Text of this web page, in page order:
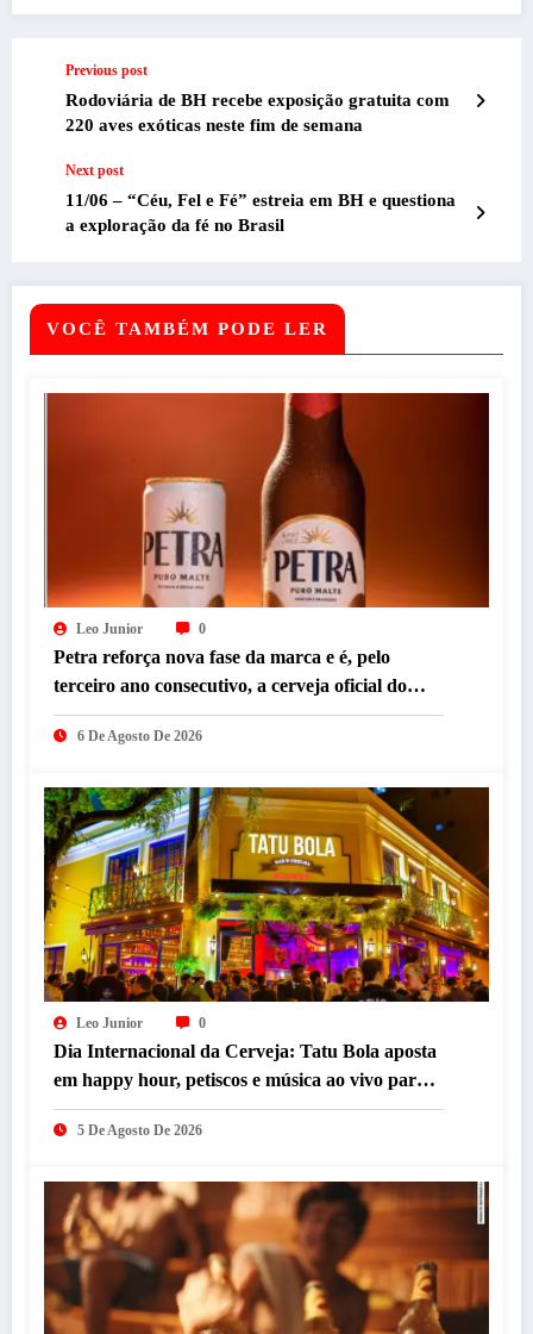
Previous post
Rodoviária de BH recebe exposição gratuita com
220 aves exóticas neste fim de semana
Next post
11/06 – “Céu, Fel e Fé” estreia em BH e questiona
a exploração da fé no Brasil
VOCÊ TAMBÉM PODE LER
Leo Junior 0
Petra reforça nova fase da marca e é, pelo
terceiro ano consecutivo, a cerveja oficial do
Festival Sensacional
6 De Agosto De 2026
Leo Junior 0
Dia Internacional da Cerveja: Tatu Bola aposta
em happy hour, petiscos e música ao vivo para
celebrar a data em BH
5 De Agosto De 2026